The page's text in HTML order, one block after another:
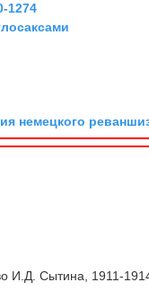
1274
немецкого
И.Д. Сытина, 1911-